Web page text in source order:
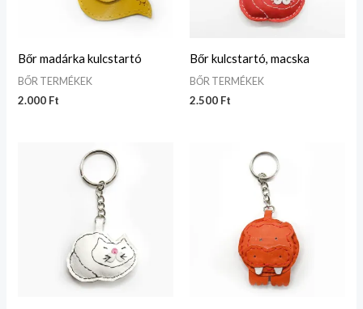
Bőr madárka kulcstartó
BŐR TERMÉKEK
2.000 Ft
Bőr kulcstartó, macska
BŐR TERMÉKEK
2.500 Ft